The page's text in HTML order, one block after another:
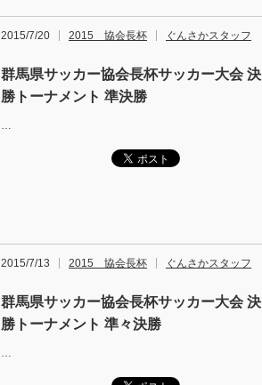
2015/7/20 2015 協会長杯 ぐんさかスタッフ
群馬県サッカー協会長杯サッカー大会 決
勝トーナメント 準決勝
…
2015/7/13 2015 協会長杯 ぐんさかスタッフ
群馬県サッカー協会長杯サッカー大会 決
勝トーナメント 準々決勝
…